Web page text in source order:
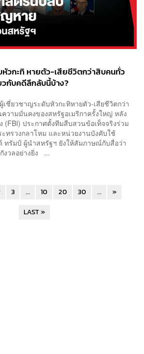
วกะทิ หายตัว-เสียชีวิตกว่าสิบคนทั่ว
วกับคดีลึกลับนี้บ้าง?
ชี่ยวชาญระดับหัวกะทิหายตัว-เสียชีวิตกว่า
วามมั่นคงของสหรัฐอเมริกาครั้งใหญ่ หลัง
(FBI) ประกาศตั้งทีมสืบสวนข้อเท็จจริงร่วม
ะทรวงกลาโหม และหน่วยงานบังคับใช้
รัมป์ ผู้นำสหรัฐฯ ยังให้สัมภาษณ์กับสื่อว่า
งวลอย่างยิ่ง ...
3 ... 10 20 30 ...
»
LAST »